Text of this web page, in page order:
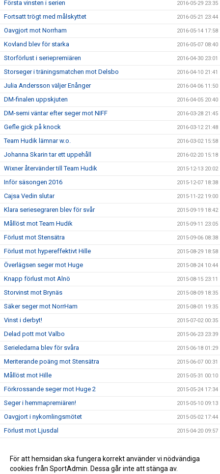
Första vinsten i serien 2016-05-29 23:35
Fortsatt trögt med målskyttet 2016-05-21 23:44
Oavgjort mot Norrham 2016-05-14 17:58
Kovland blev för starka 2016-05-07 08:40
Storförlust i seriepremiären 2016-04-30 23:01
Storseger i träningsmatchen mot Delsbo 2016-04-10 21:41
Julia Andersson väljer Enånger 2016-04-06 11:50
DM-finalen uppskjuten 2016-04-05 20:40
DM-semi väntar efter seger mot NIFF 2016-03-28 21:45
Gefle gick på knock 2016-03-12 21:48
Team Hudik lämnar w.o. 2016-03-02 15:58
Johanna Skarin tar ett uppehåll 2016-02-20 15:18
Wixner återvänder till Team Hudik 2015-12-13 20:02
Inför säsongen 2016 2015-12-07 18:38
Cajsa Vedin slutar 2015-11-22 19:00
Klara seriesegraren blev för svår 2015-09-19 18:42
Mållöst mot Team Hudik 2015-09-11 23:05
Förlust mot Stensätra 2015-09-06 08:38
Förlust mot hypereffektivt Hille 2015-08-29 18:58
Överlägsen seger mot Huge 2015-08-24 10:44
Knapp förlust mot Alnö 2015-08-15 23:11
Storvinst mot Brynäs 2015-08-09 18:35
Säker seger mot NorrHam 2015-08-01 19:35
Vinst i derbyt! 2015-07-02 00:35
Delad pott mot Valbo 2015-06-23 23:39
Serieledarna blev för svåra 2015-06-18 01:29
Meriterande poäng mot Stensätra 2015-06-07 00:31
Mållöst mot Hille 2015-05-31 00:10
Förkrossande seger mot Huge 2 2015-05-24 17:34
Seger i hemmapremiären! 2015-05-10 09:13
Oavgjort i nykomlingsmötet 2015-05-02 17:44
Förlust mot Ljusdal 2015-04-20 09:57
DM-revansch på Edsbyn! 2015-03-16 12:59
Oavgjort i första träningsmatchen 2015-03-02 11:00
För att hemsidan ska fungera korrekt använder vi nödvändiga
cookies från SportAdmin. Dessa går inte att stänga av.